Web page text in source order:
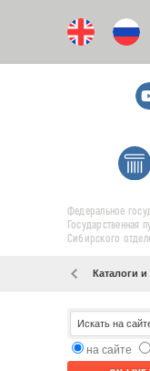
Федеральное
Государственная
Сибирского
Каталоги
на сайте